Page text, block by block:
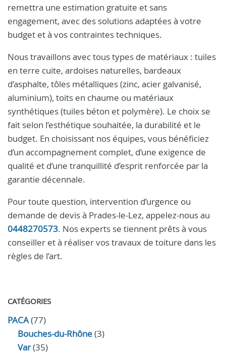
remettra une estimation gratuite et sans
engagement, avec des solutions adaptées à votre
budget et à vos contraintes techniques.
Nous travaillons avec tous types de matériaux : tuiles
en terre cuite, ardoises naturelles, bardeaux
d’asphalte, tôles métalliques (zinc, acier galvanisé,
aluminium), toits en chaume ou matériaux
synthétiques (tuiles béton et polymère). Le choix se
fait selon l’esthétique souhaitée, la durabilité et le
budget. En choisissant nos équipes, vous bénéficiez
d’un accompagnement complet, d’une exigence de
qualité et d’une tranquillité d’esprit renforcée par la
garantie décennale.
Pour toute question, intervention d’urgence ou
demande de devis à Prades-le-Lez, appelez-nous au
0448270573. Nos experts se tiennent prêts à vous
conseiller et à réaliser vos travaux de toiture dans les
règles de l’art.
CATÉGORIES
PACA(77)
Bouches-du-Rhône(3)
Var(35)